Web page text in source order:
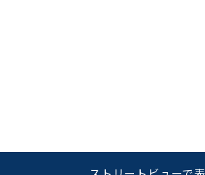
0120-620-213